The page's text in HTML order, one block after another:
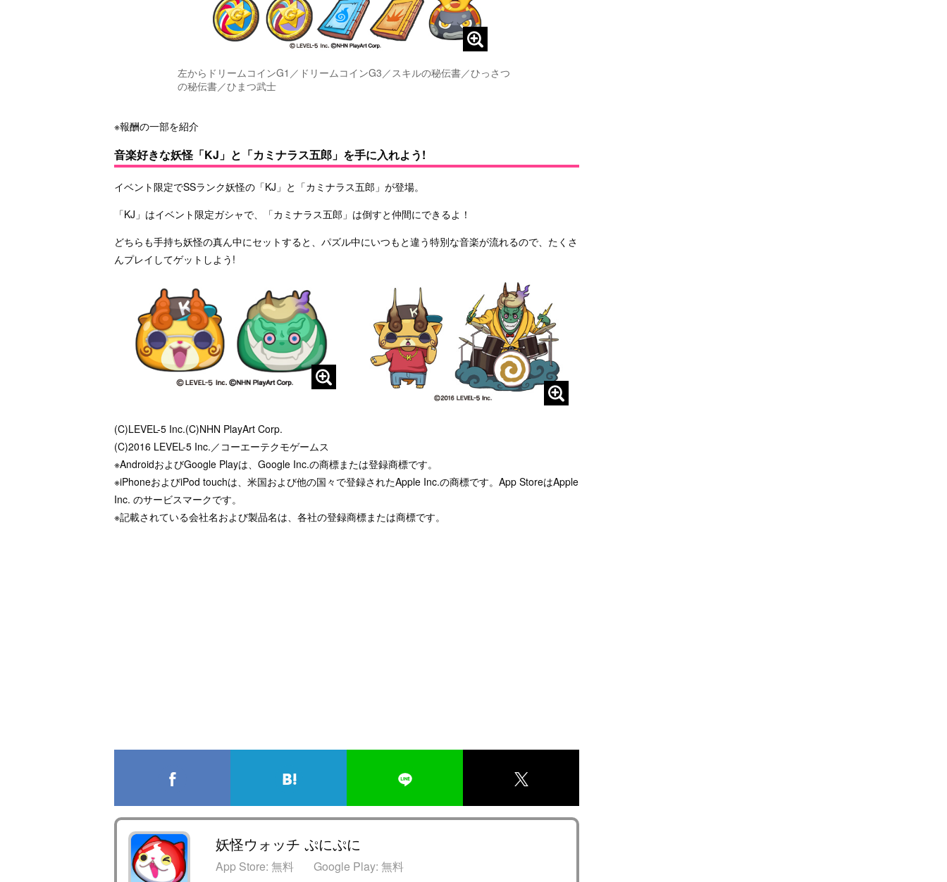
左からドリームコインG1／ドリームコインG3／スキルの秘伝書／ひっさつ
の秘伝書／ひまつ武士
※報酬の一部を紹介
音楽好きな妖怪「KJ」と「カミナラス五郎」を手に入れよう!
イベント限定でSSランク妖怪の「KJ」と「カミナラス五郎」が登場。
「KJ」はイベント限定ガシャで、「カミナラス五郎」は倒すと仲間にできるよ！
どちらも手持ち妖怪の真ん中にセットすると、パズル中にいつもと違う特別な音楽が流れるので、たくさ
んプレイしてゲットしよう!
(C)LEVEL-5 Inc.(C)NHN PlayArt Corp.
(C)2016 LEVEL-5 Inc.／コーエーテクモゲームス
※AndroidおよびGoogle Playは、Google Inc.の商標または登録商標です。
※iPhoneおよびiPod touchは、米国および他の国々で登録されたApple Inc.の商標です。App StoreはApple
Inc. のサービスマークです。
※記載されている会社名および製品名は、各社の登録商標または商標です。
妖怪ウォッチ ぷにぷに
App Store: 無料 Google Play: 無料